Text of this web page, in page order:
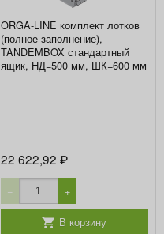
ORGA-LINE комплект лотков
(полное заполнение),
TANDEMBOX стандартный
ящик, НД=500 мм, ШК=600 мм
22 622,92 ₽
− +
В корзину